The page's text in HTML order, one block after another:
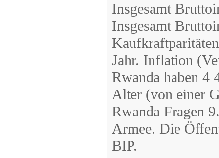
Insgesamt
Insgesamt
Jahr. Inflation
Rwanda haben 4
Alter (von einer
Rwanda Fragen
Armee. Die
BIP.